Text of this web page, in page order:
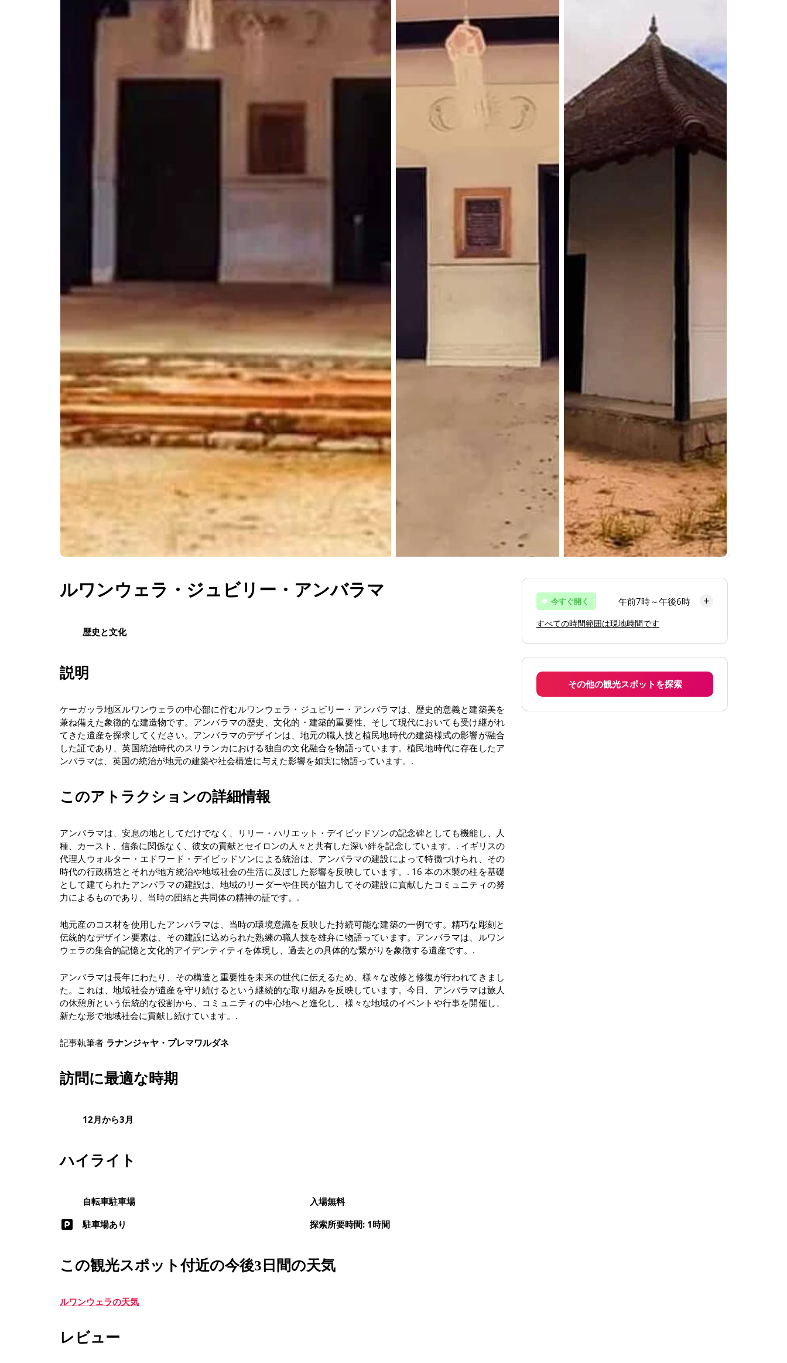
ルワンウェラ・ジュビリー・アンバラマ
歴史と文化
説明
ケーガッラ地区ルワンウェラの中心部に佇むルワンウェラ・ジュビリー・アンバラマは、歴史的意義と建築美を
兼ね備えた象徴的な建造物です。アンバラマの歴史、文化的・建築的重要性、そして現代においても受け継がれ
てきた遺産を探求してください。アンバラマのデザインは、地元の職人技と植民地時代の建築様式の影響が融合
した証であり、英国統治時代のスリランカにおける独自の文化融合を物語っています。植民地時代に存在したア
ンバラマは、英国の統治が地元の建築や社会構造に与えた影響を如実に物語っています。.
このアトラクションの詳細情報
アンバラマは、安息の地としてだけでなく、リリー・ハリエット・デイビッドソンの記念碑としても機能し、人
種、カースト、信条に関係なく、彼女の貢献とセイロンの人々と共有した深い絆を記念しています。. イギリスの
代理人ウォルター・エドワード・デイビッドソンによる統治は、アンバラマの建設によって特徴づけられ、その
時代の行政構造とそれが地方統治や地域社会の生活に及ぼした影響を反映しています。. 16 本の木製の柱を基礎
として建てられたアンバラマの建設は、地域のリーダーや住民が協力してその建設に貢献したコミュニティの努
力によるものであり、当時の団結と共同体の精神の証です。.
地元産のコス材を使用したアンバラマは、当時の環境意識を反映した持続可能な建築の一例です。精巧な彫刻と
伝統的なデザイン要素は、その建設に込められた熟練の職人技を雄弁に物語っています。アンバラマは、ルワン
ウェラの集合的記憶と文化的アイデンティティを体現し、過去との具体的な繋がりを象徴する遺産です。.
アンバラマは長年にわたり、その構造と重要性を未来の世代に伝えるため、様々な改修と修復が行われてきまし
た。これは、地域社会が遺産を守り続けるという継続的な取り組みを反映しています。今日、アンバラマは旅人
の休憩所という伝統的な役割から、コミュニティの中心地へと進化し、様々な地域のイベントや行事を開催し、
新たな形で地域社会に貢献し続けています。.
記事執筆者 ラナンジャヤ・プレマワルダネ
訪問に最適な時期
12月から3月
ハイライト
自転車駐車場
入場無料
駐車場あり
探索所要時間: 1時間
この観光スポット付近の今後3日間の天気
ルワンウェラの天気
レビュー
今すぐ開く 午前7時～午後6時
火曜日
午前7時～午後6時
水曜日
午前7時～午後6時
木曜日
午前7時～午後6時
すべての時間範囲は現地時間です
その他の観光スポットを探索